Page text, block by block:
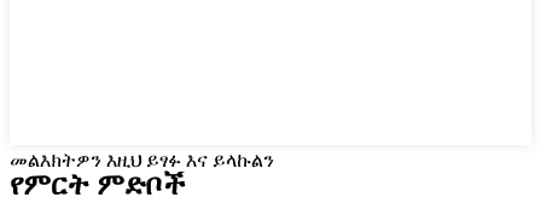
መልእክትዎን እዚህ ይፃፉ እና ይላኩልን
የምርት ምድቦች